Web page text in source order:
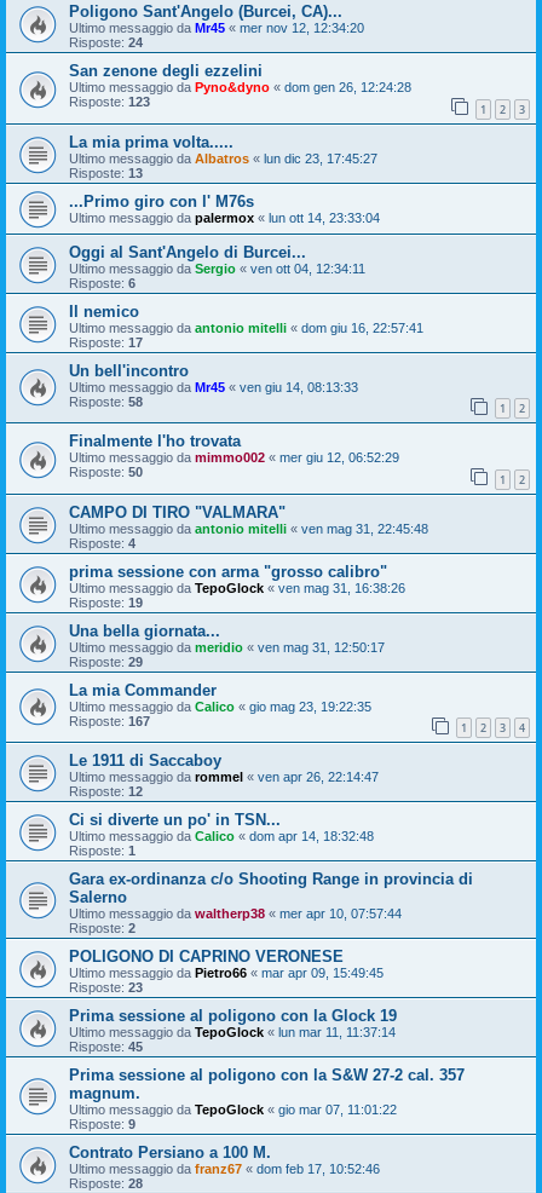
Poligono Sant'Angelo (Burcei, CA)...
Ultimo messaggio da Mr45 « mer nov 12, 12:34:20
Risposte: 24
San zenone degli ezzelini
Ultimo messaggio da Pyno&dyno « dom gen 26, 12:24:28
Risposte: 123 1 2 3
La mia prima volta.....
Ultimo messaggio da Albatros « lun dic 23, 17:45:27
Risposte: 13
...Primo giro con l' M76s
Ultimo messaggio da palermox « lun ott 14, 23:33:04
Oggi al Sant'Angelo di Burcei...
Ultimo messaggio da Sergio « ven ott 04, 12:34:11
Risposte: 6
Il nemico
Ultimo messaggio da antonio mitelli « dom giu 16, 22:57:41
Risposte: 17
Un bell'incontro
Ultimo messaggio da Mr45 « ven giu 14, 08:13:33
Risposte: 58 1 2
Finalmente l'ho trovata
Ultimo messaggio da mimmo002 « mer giu 12, 06:52:29
Risposte: 50 1 2
CAMPO DI TIRO "VALMARA"
Ultimo messaggio da antonio mitelli « ven mag 31, 22:45:48
Risposte: 4
prima sessione con arma "grosso calibro"
Ultimo messaggio da TepoGlock « ven mag 31, 16:38:26
Risposte: 19
Una bella giornata...
Ultimo messaggio da meridio « ven mag 31, 12:50:17
Risposte: 29
La mia Commander
Ultimo messaggio da Calico « gio mag 23, 19:22:35
Risposte: 167 1 2 3 4
Le 1911 di Saccaboy
Ultimo messaggio da rommel « ven apr 26, 22:14:47
Risposte: 12
Ci si diverte un po' in TSN...
Ultimo messaggio da Calico « dom apr 14, 18:32:48
Risposte: 1
Gara ex-ordinanza c/o Shooting Range in provincia di
Salerno
Ultimo messaggio da waltherp38 « mer apr 10, 07:57:44
Risposte: 2
POLIGONO DI CAPRINO VERONESE
Ultimo messaggio da Pietro66 « mar apr 09, 15:49:45
Risposte: 23
Prima sessione al poligono con la Glock 19
Ultimo messaggio da TepoGlock « lun mar 11, 11:37:14
Risposte: 45
Prima sessione al poligono con la S&W 27-2 cal. 357
magnum.
Ultimo messaggio da TepoGlock « gio mar 07, 11:01:22
Risposte: 9
Contrato Persiano a 100 M.
Ultimo messaggio da franz67 « dom feb 17, 10:52:46
Risposte: 28